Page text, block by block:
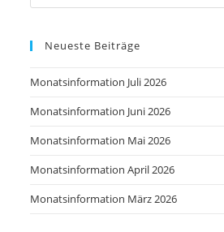
Neueste Beiträge
Monatsinformation Juli 2026
Monatsinformation Juni 2026
Monatsinformation Mai 2026
Monatsinformation April 2026
Monatsinformation März 2026